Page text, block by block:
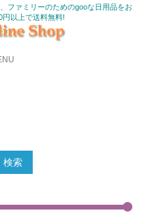
ファミリーのためのgooな日用品をお
以上で送料無料!